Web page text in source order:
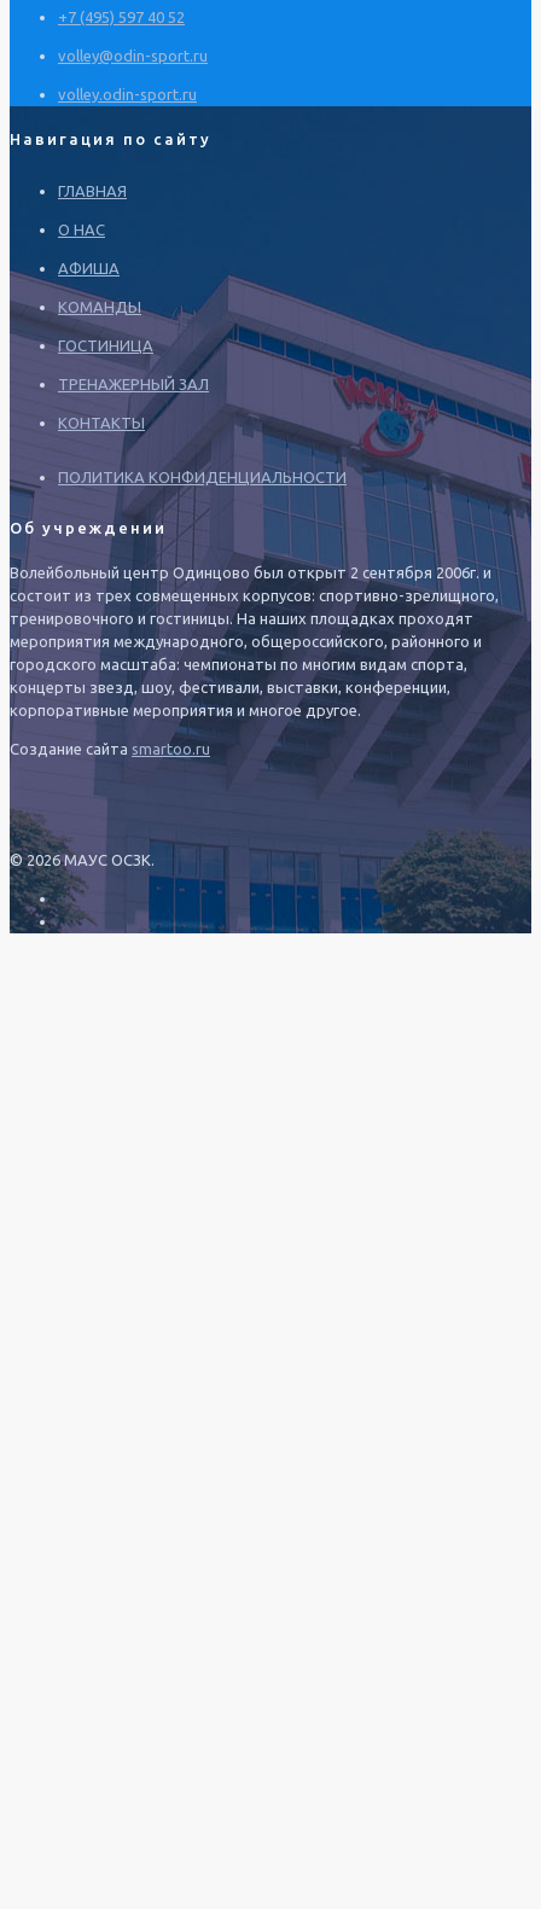
+7 (495) 597 40 52
volley@odin-sport.ru
volley.odin-sport.ru
Навигация по сайту
ГЛАВНАЯ
О НАС
АФИША
КОМАНДЫ
ГОСТИНИЦА
ТРЕНАЖЕРНЫЙ ЗАЛ
КОНТАКТЫ
ПОЛИТИКА КОНФИДЕНЦИАЛЬНОСТИ
Об учреждении
Волейбольный центр Одинцово был открыт 2 сентября 2006г. и
состоит из трех совмещенных корпусов: спортивно-зрелищного,
тренировочного и гостиницы. На наших площадках проходят
мероприятия международного, общероссийского, районного и
городского масштаба: чемпионаты по многим видам спорта,
концерты звезд, шоу, фестивали, выставки, конференции,
корпоративные мероприятия и многое другое.
Создание сайта smartoo.ru
© 2026 МАУС ОСЗК.